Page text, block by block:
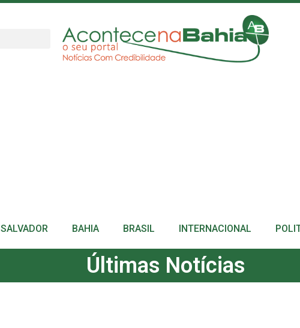
SALVADOR BAHIA BRASIL INTERNACIONAL
Últimas Notícias